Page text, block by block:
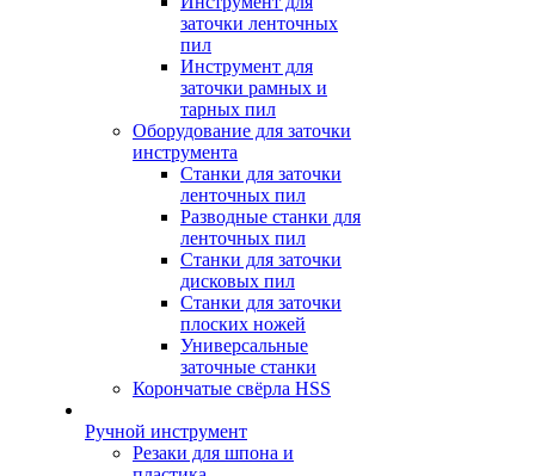
заточки ленточных
пил
Инструмент для
заточки рамных и
тарных пил
Оборудование для заточки
инструмента
Станки для заточки
ленточных пил
Разводные станки для
ленточных пил
Станки для заточки
дисковых пил
Станки для заточки
плоских ножей
Универсальные
заточные станки
Корончатые свёрла HSS
Ручной инструмент
Резаки для шпона и